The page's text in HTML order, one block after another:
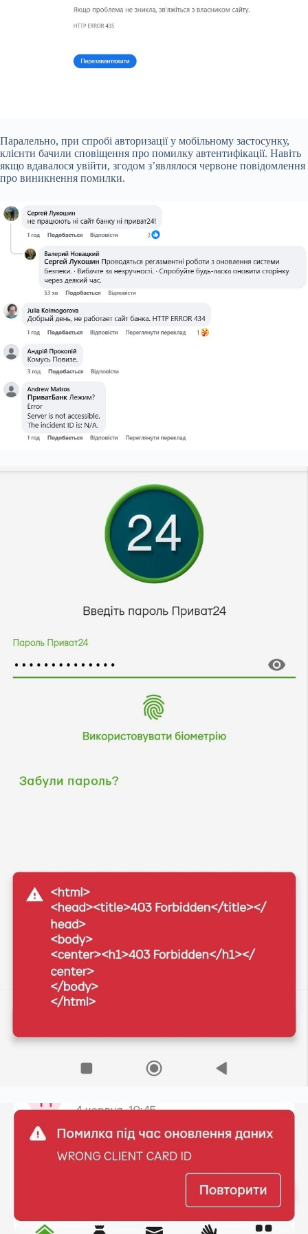
Паралельно, при спробі авторизації у мобільному застосунку,
клієнти бачили сповіщення про помилку автентифікації. Навіть
якщо вдавалося увійти, згодом з’являлося червоне повідомлення
про виникнення помилки.